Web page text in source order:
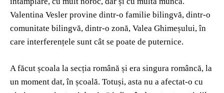
Valentina Vesler provine dintr-o familie bilingvă, dintr-o
comunitate bilingvă, dintr-o zonă, Valea Ghimeșului, în
care interferențele sunt cât se poate de puternice.
A făcut școala la secția română și era singura româncă, la
un moment dat, în școală. Totuși, asta nu a afectat-o cu